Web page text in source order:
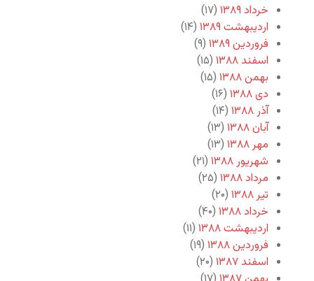
خرداد ۱۳۸۹
(۱۷)
اردیبهشت ۱۳۸۹
(۱۴)
فروردین ۱۳۸۹
(۹)
اسفند ۱۳۸۸
(۱۵)
بهمن ۱۳۸۸
(۱۵)
دی ۱۳۸۸
(۱۶)
آذر ۱۳۸۸
(۱۴)
آبان ۱۳۸۸
(۱۳)
مهر ۱۳۸۸
(۱۳)
شهریور ۱۳۸۸
(۲۱)
مرداد ۱۳۸۸
(۲۵)
تیر ۱۳۸۸
(۲۰)
خرداد ۱۳۸۸
(۴۰)
اردیبهشت ۱۳۸۸
(۱۱)
فروردین ۱۳۸۸
(۱۹)
اسفند ۱۳۸۷
(۲۰)